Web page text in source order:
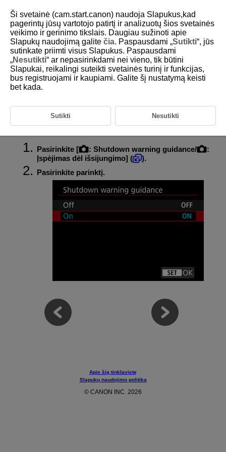
D388-120
Įspėjimas dėl išsijungimo
Paleidžiant, gali būti rodomas įspėjimas dėl išsijungimo (apie automatinį
išsijungimo nebūtų rodomas, nustatykite parinkties [
:Shutdown
Pasirinkite [ : Shutdown warning guidance/
:
Įspėjimas dėl išsijungimo] (
).
Pasirinkite parinktį.
Apie šią tinklavietę
Slapukų naudojimo politika
© CANON INC. 2026
Ši svetainė (cam.start.canon) naudoja Slapukus,kad
pagerintų jūsų vartotojo patirtį ir analizuotų šios svetainės
veikimo ir gerinimo tikslais. Daugiau sužinoti apie
Slapukų naudojimą galite čia. Paspausdami „Sutikti“, jūs
sutinkate priimti visus Slapukus. Paspausdami
„Nesutikti“ ar nepasirinkdami nei vieno, tik būtini
Slapukai, reikalingi suteikti svetainės turinį ir funkcijas,
bus registruojami ir kaupiami. Galite šį nustatymą keisti
bet kada.
Sutikti Nesutikti